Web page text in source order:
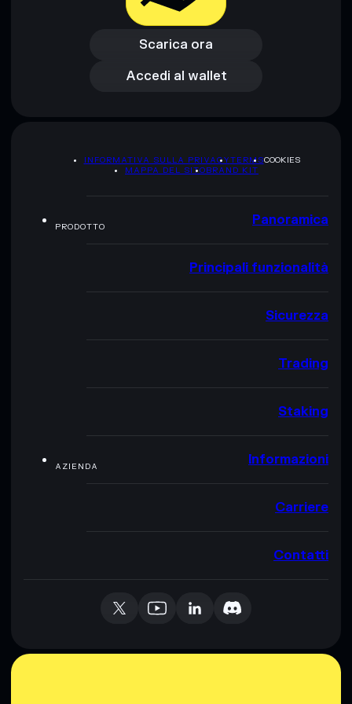
Scarica ora
Scarica ora
Accedi al wallet
Accedi al wallet
INFORMATIVA SULLA PRIVACYTERMSCOOKIES
MAPPA DEL SITOBRAND KIT
PRODOTTO Panoramica
Principali funzionalità
Sicurezza
Trading
Staking
AZIENDA Informazioni
Carriere
Contatti